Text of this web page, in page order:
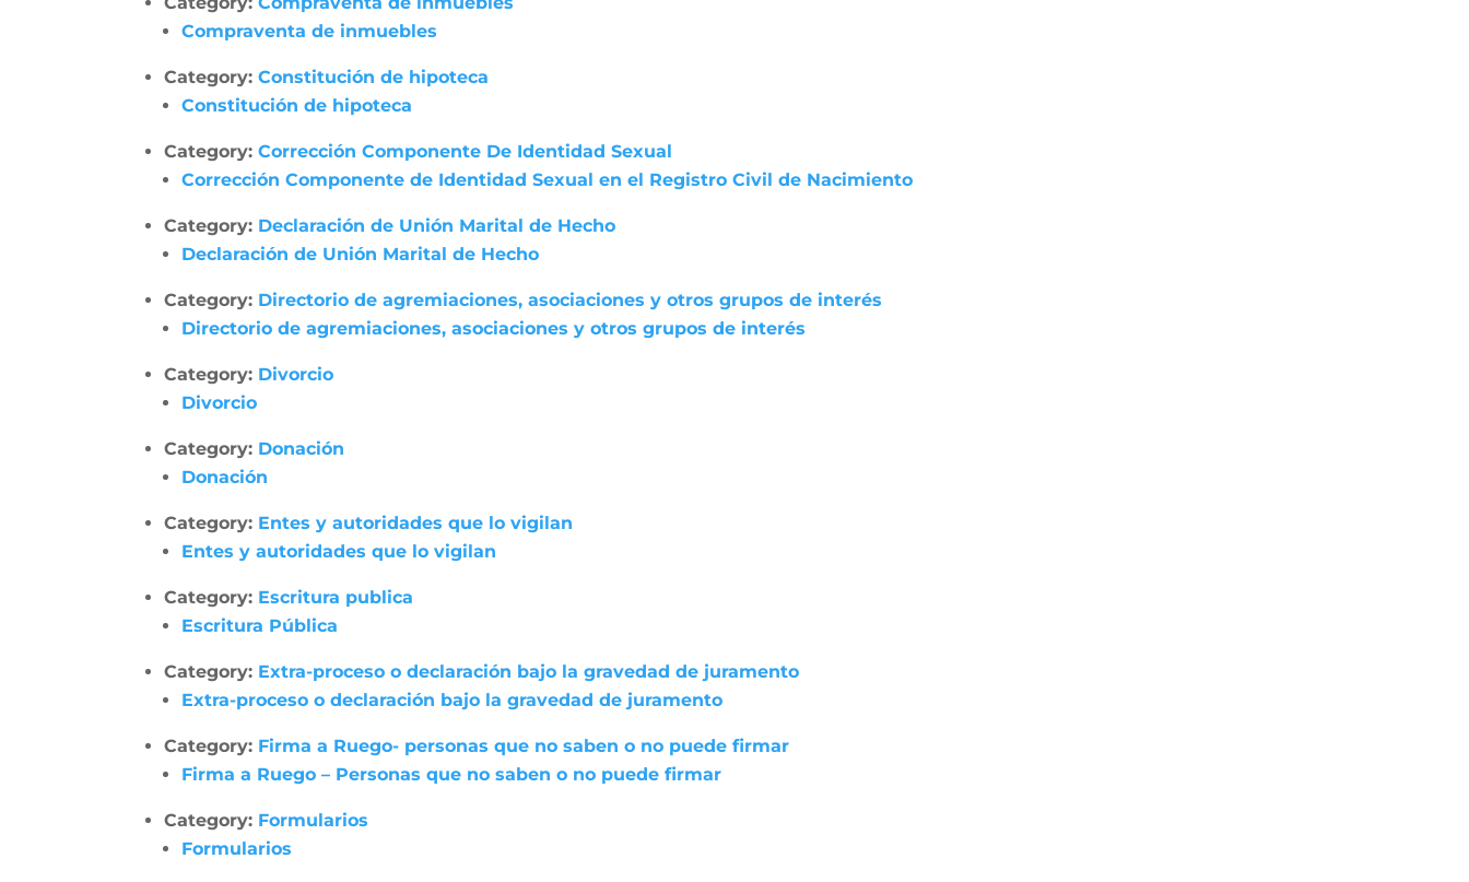
Compraventa de inmuebles
Category:Constitución de hipoteca
Constitución de hipoteca
Category:Corrección Componente De Identidad Sexual
Corrección Componente de Identidad Sexual en el Registro Civil de Nacimiento
Category: Declaración de Unión Marital de Hecho
Declaración de Unión Marital de Hecho
Category: Directorio de agremiaciones, asociaciones y otros grupos de interés
Directorio de agremiaciones, asociaciones y otros grupos de interés
Category: Divorcio
Divorcio
Category: Donación
Donación
Category: Entes y autoridades que lo vigilan
Entes y autoridades que lo vigilan
Category: Escritura publica
Escritura Pública
Category: Extra-proceso o declaración bajo la gravedad de juramento
Extra-proceso o declaración bajo la gravedad de juramento
Category: Firma a Ruego- personas que no saben o no puede firmar
Firma a Ruego – Personas que no saben o no puede firmar
Category: Formularios
Formularios